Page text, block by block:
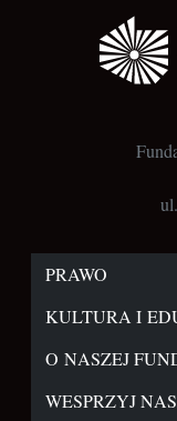
PRAWO
KULTURA I
O NASZEJ
WESPRZYJ